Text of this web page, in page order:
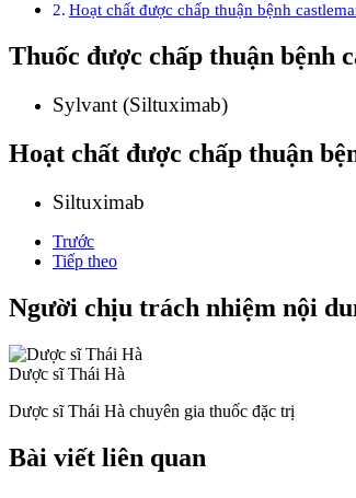
Hoạt chất được chấp thuận bệnh
Thuốc được chấp thuận bệnh
Sylvant (Siltuximab)
Hoạt chất được chấp thuận
Siltuximab
Trước
Tiếp theo
Người chịu trách nhiệm nội
Dược sĩ Thái Hà
Dược sĩ Thái Hà chuyên gia thuốc đặc trị
Bài viết liên quan